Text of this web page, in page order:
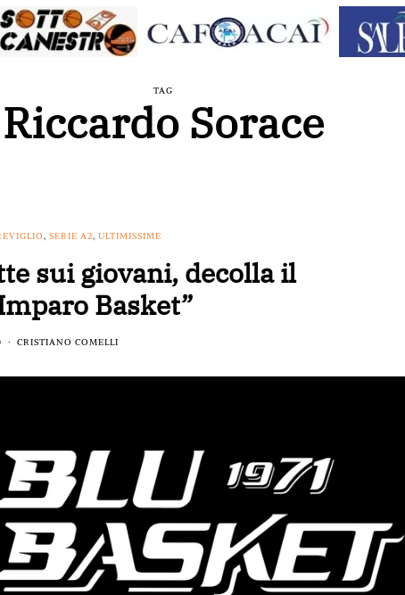
TAG
Riccardo Sorace
, SERIE A2, ULTIMISSIME
sui giovani, decolla il
Basket”
CRISTIANO COMELLI
BASKET NEWS ULTIMISSIME
Alla Roig Arena di
Valencia arriva «The
Eye»
14/07/2025
BASKET NEWS,
Piazza Paci a canestro
con un’opera d’arte a
cielo aperto
17/06/2026